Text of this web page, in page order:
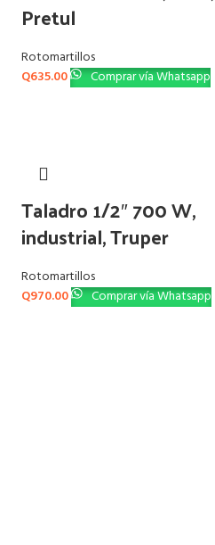
Pretul
Rotomartillos
Q635.00 Comprar vía Whatsapp
Taladro 1/2″ 700 W,
industrial, Truper
Rotomartillos
Q970.00 Comprar vía Whatsapp